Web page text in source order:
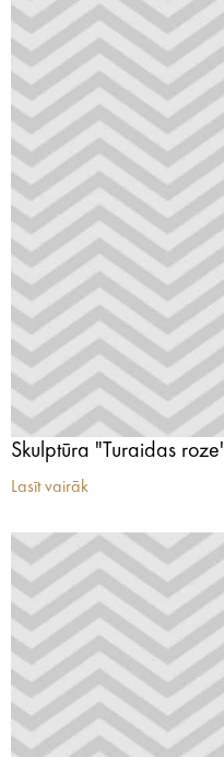
Skulptūra "Turaidas
Lasīt vairāk